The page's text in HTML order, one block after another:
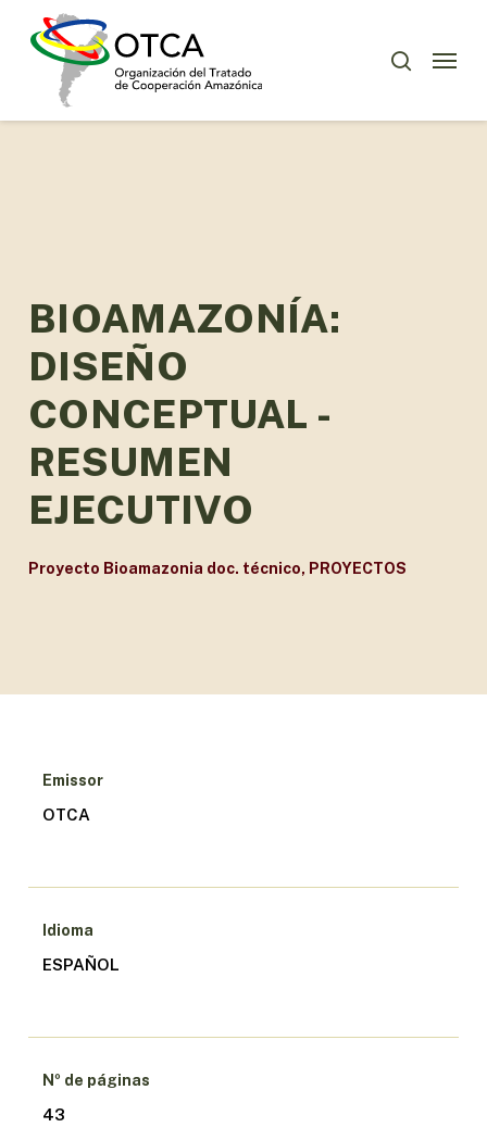
Menu
BIOAMAZONÍA:
DISEÑO
CONCEPTUAL -
RESUMEN
EJECUTIVO
Proyecto Bioamazonia doc. técnico, PROYECTOS
Emissor
OTCA
Idioma
ESPAÑOL
Nº de páginas
43